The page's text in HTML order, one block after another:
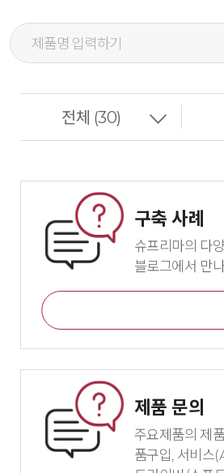
구축 사례
슈프리마의 다
블로그에서 만
제품 문의
주요제품의 제
품구입, 서비스